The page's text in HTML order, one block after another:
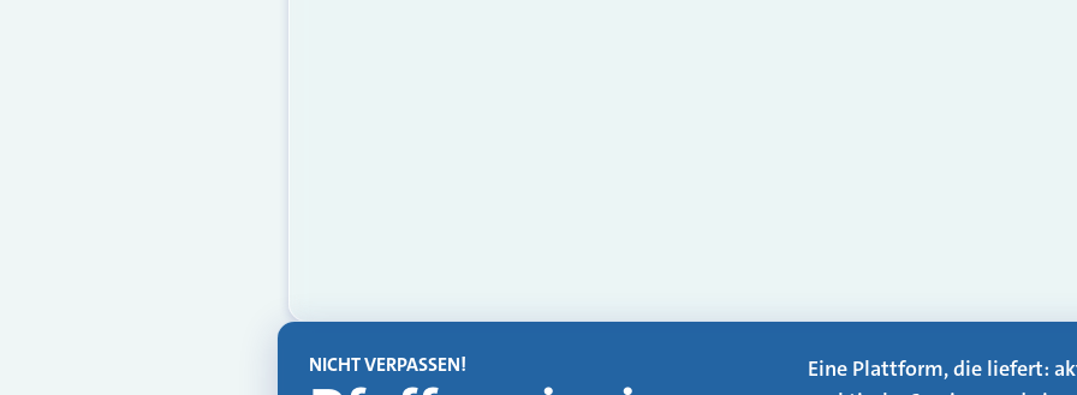
NICHT VERPASSEN!
Eine Plattform, die liefert: